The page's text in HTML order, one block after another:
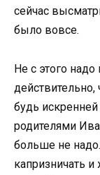
сейчас
было вовсе.
Не с этого
действительно,
будь
родителями
больше не
капризничать